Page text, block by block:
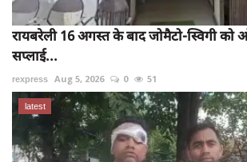
रायबरेली 16 अगस्त के बाद जोमैटो-स्विगी
सप्लाई...
rexpress Aug 5, 2026 0 51
latest